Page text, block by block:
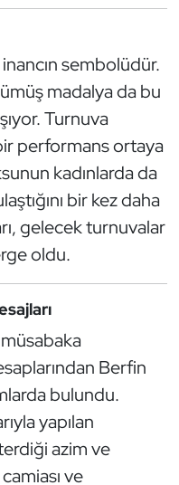
sembolüdür.
madalya da bu
Turnuva
performans ortaya
kadınlarda da
bir kez daha
gelecek turnuvalar
oldu.
Berfin
bulundu.
yapılan
azim ve
ve